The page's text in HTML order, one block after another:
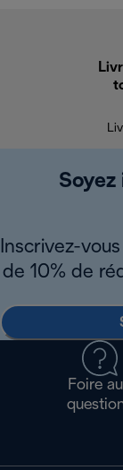
Soyez
Inscrivez-
de 10% de
Foire